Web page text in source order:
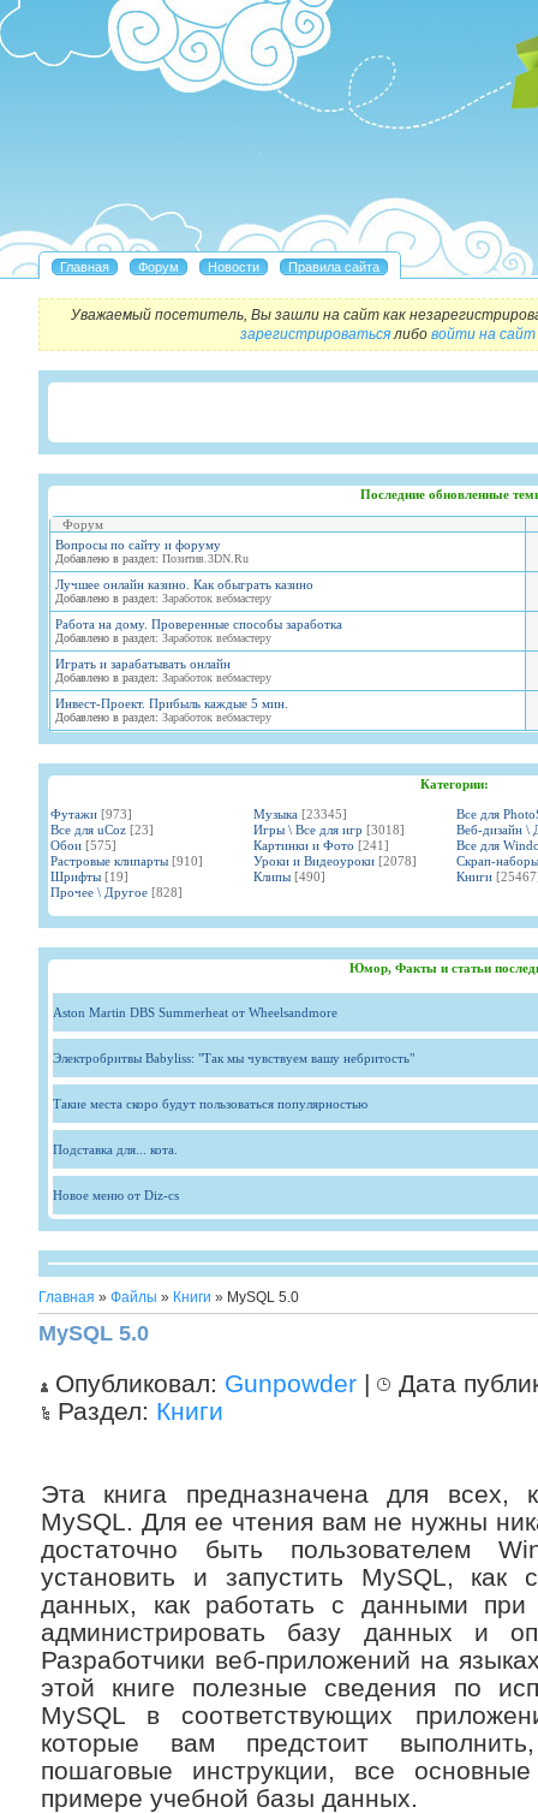
Уважаемый посетитель, Вы зашли на сайт как
зарегистрироватьсялибо войти на сайт
Последние обновленные
Форум
Вопросы по сайту и форуму
Добавлено в раздел: Позитив.3DN.Ru
Лучшее онлайн казино. Как обыграть казино
Добавлено в раздел: Заработок вебмастеру
Работа на дому. Проверенные способы заработка
Добавлено в раздел: Заработок вебмастеру
Играть и зарабатывать онлайн
Добавлено в раздел: Заработок вебмастеру
Инвест-Проект. Прибыль каждые 5 мин.
Добавлено в раздел: Заработок вебмастеру
Категории:
Футажи [973] Музыка [23345]
Все для
Все для uCoz [23] Игры \ Все для игр [3018]
Веб-дизайн \
Обои [575] Картинки и Фото [241]
Все для
Растровые клипарты [910] Уроки и Видеоуроки [2078]
Скрап-наборы
Шрифты [19] Клипы [490] Книги
Прочее \ Другое [828]
Юмор, Факты и статьи
Aston Martin DBS Summerheat от Wheelsandmore
Электробритвы Babyliss: "Так мы чувствуем вашу небритость"
Такие места скоро будут пользоваться популярностью
Подставка для... кота.
Новое меню от Diz-cs
Главная » Файлы » Книги » MySQL 5.0
MySQL 5.0
Опубликовал: Gunpowder |
Дата
Раздел: Книги
Эта книга предназначена для всех,
MySQL. Для ее чтения вам не нужны
достаточно быть пользователем
установить и запустить MySQL, как
данных, как работать с данными
администрировать базу данных и
Разработчики веб-приложений на
этой книге полезные сведения по
MySQL в соответствующих
которые вам предстоит
пошаговые инструкции, все
примере учебной базы данных.